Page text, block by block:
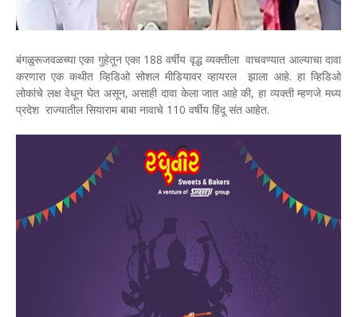
बंगळुरूजवळच्या एका गुहेतून एका 188 वर्षीय वृद्ध व्यक्तीला वाचवण्यात आल्याचा दावा
करणारा एक कथीत व्हिडिओ सोशल मीडियावर व्हायरल झाला आहे. हा व्हिडिओ
लोकांचे लक्ष वेधून घेत असून, असाही दावा केला जात आहे की, हा व्यक्ती म्हणजे मध्य
प्रदेश राज्यातील सियाराम बाबा नावाचे 110 वर्षीय हिंदू संत आहेत.